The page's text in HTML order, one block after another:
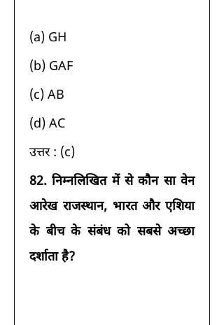
(a) GH
(b) GAF
(c) AB
(d) AC
उत्तर : (c)
82. निम्नलिखित में से कौन सा वेन
आरेख राजस्थान, भारत और एशिया
के बीच के संबंध को सबसे अच्छा
दर्शाता है?